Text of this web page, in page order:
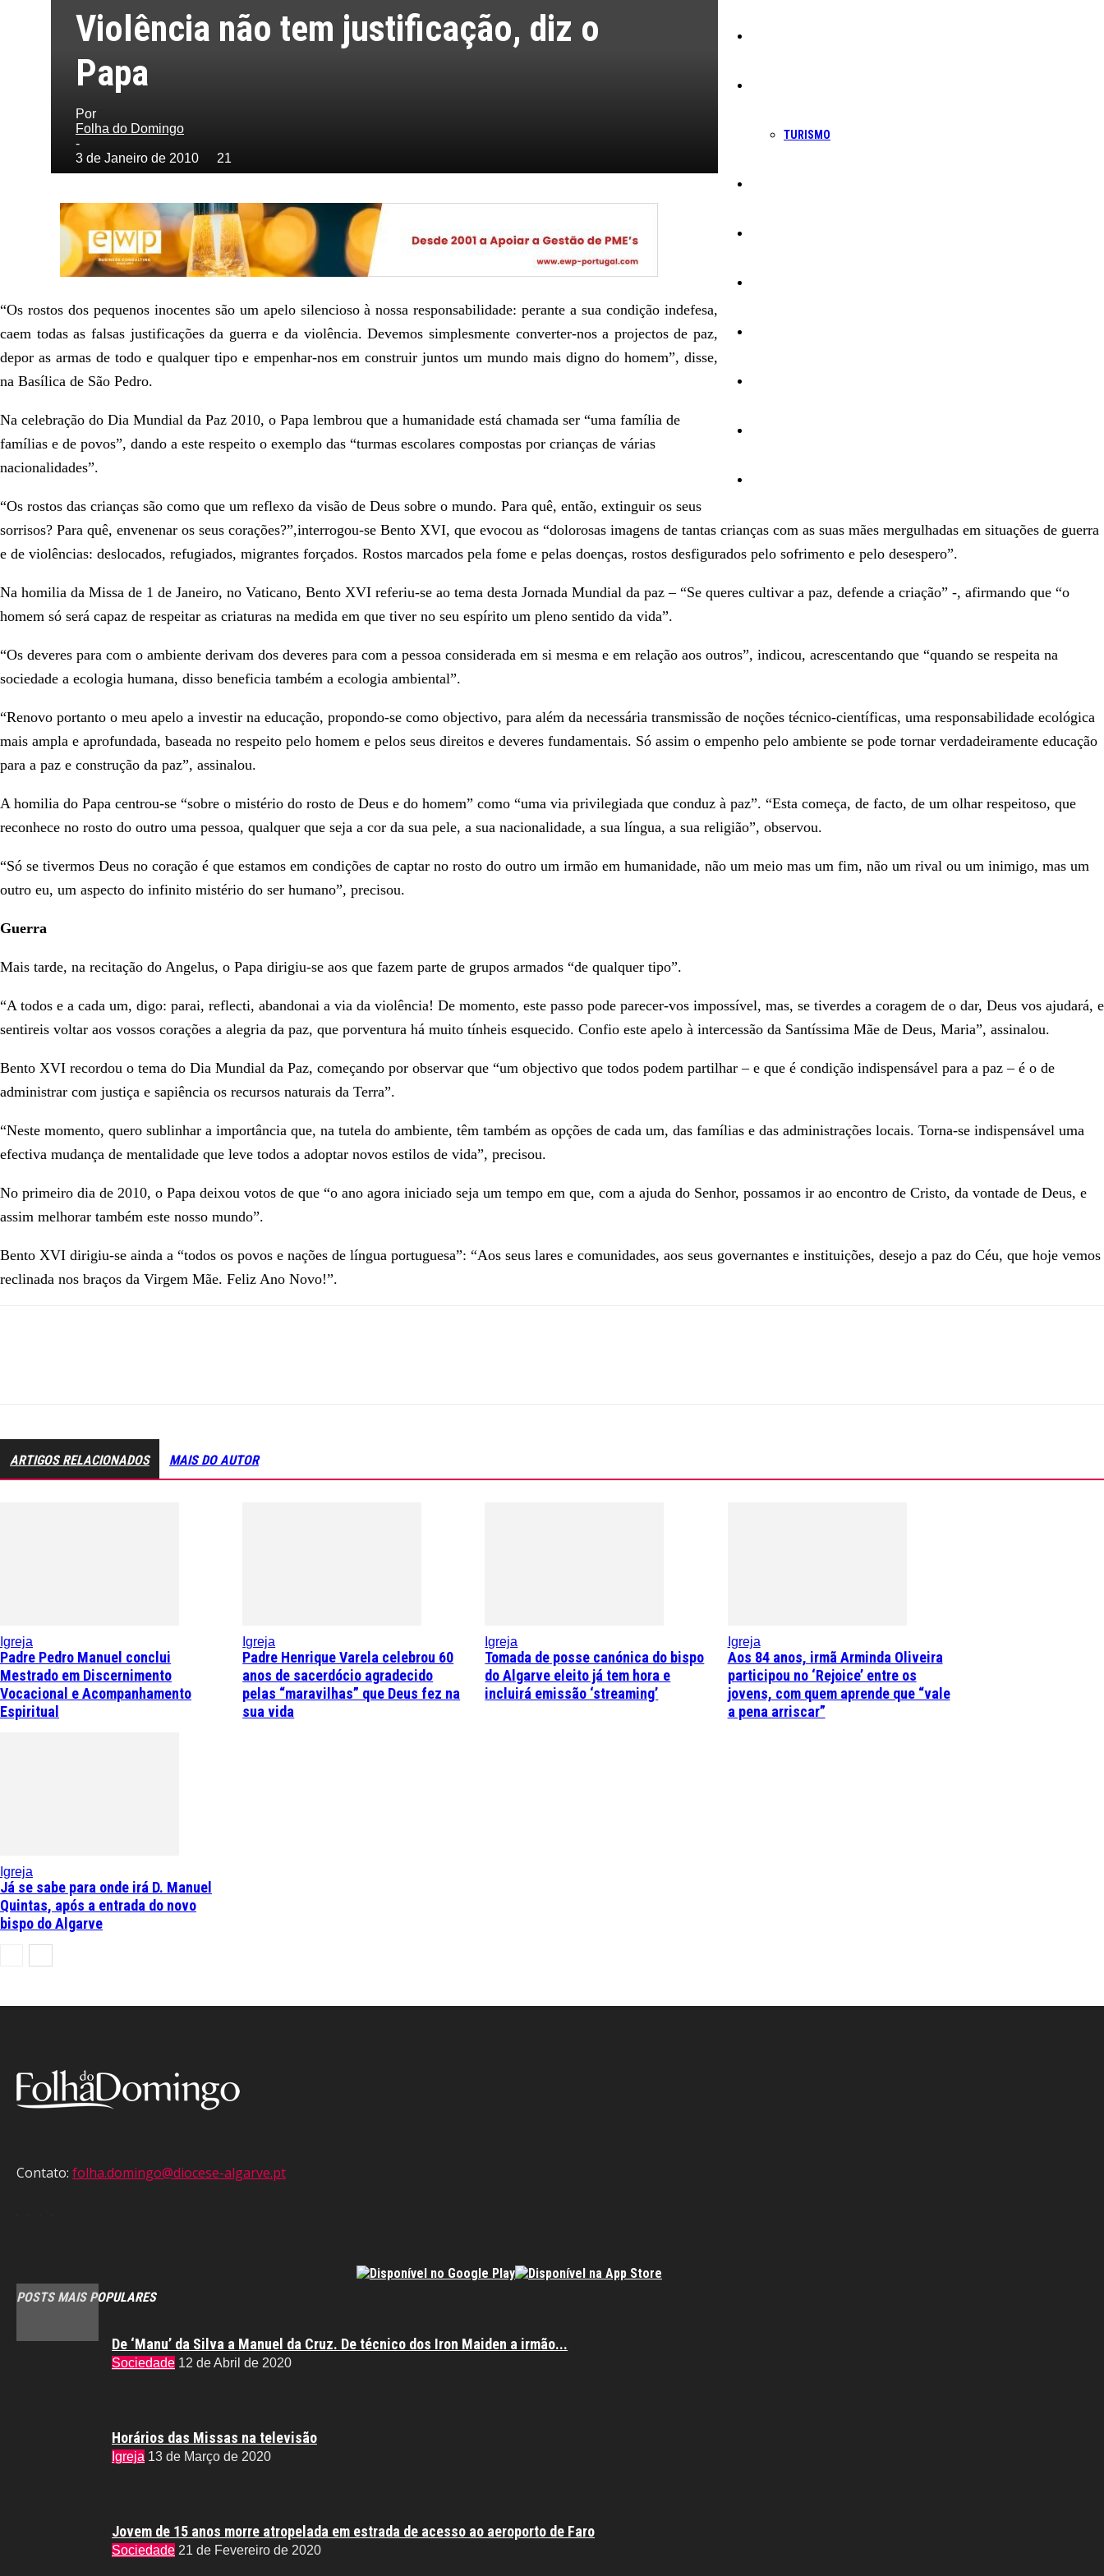
TURISMO
Violência não tem justificação, diz o
Papa
Por
Folha do Domingo
-
3 de Janeiro de 2010
21
“Os rostos dos pequenos inocentes são um apelo silencioso à nossa responsabilidade: perante a sua condição indefesa,
caem todas as falsas justificações da guerra e da violência. Devemos simplesmente converter-nos a projectos de paz,
depor as armas de todo e qualquer tipo e empenhar-nos em construir juntos um mundo mais digno do homem”, disse,
na Basílica de São Pedro.
Na celebração do Dia Mundial da Paz 2010, o Papa lembrou que a humanidade está chamada ser “uma família de
famílias e de povos”, dando a este respeito o exemplo das “turmas escolares compostas por crianças de várias
nacionalidades”.
“Os rostos das crianças são como que um reflexo da visão de Deus sobre o mundo. Para quê, então, extinguir os seus
sorrisos? Para quê, envenenar os seus corações?”,interrogou-se Bento XVI, que evocou as “dolorosas imagens de tantas crianças com as suas mães mergulhadas em situações de guerra
e de violências: deslocados, refugiados, migrantes forçados. Rostos marcados pela fome e pelas doenças, rostos desfigurados pelo sofrimento e pelo desespero”.
Na homilia da Missa de 1 de Janeiro, no Vaticano, Bento XVI referiu-se ao tema desta Jornada Mundial da paz – “Se queres cultivar a paz, defende a criação” -, afirmando que “o
homem só será capaz de respeitar as criaturas na medida em que tiver no seu espírito um pleno sentido da vida”.
“Os deveres para com o ambiente derivam dos deveres para com a pessoa considerada em si mesma e em relação aos outros”, indicou, acrescentando que “quando se respeita na
sociedade a ecologia humana, disso beneficia também a ecologia ambiental”.
“Renovo portanto o meu apelo a investir na educação, propondo-se como objectivo, para além da necessária transmissão de noções técnico-científicas, uma responsabilidade ecológica
mais ampla e aprofundada, baseada no respeito pelo homem e pelos seus direitos e deveres fundamentais. Só assim o empenho pelo ambiente se pode tornar verdadeiramente educação
para a paz e construção da paz”, assinalou.
A homilia do Papa centrou-se “sobre o mistério do rosto de Deus e do homem” como “uma via privilegiada que conduz à paz”. “Esta começa, de facto, de um olhar respeitoso, que
reconhece no rosto do outro uma pessoa, qualquer que seja a cor da sua pele, a sua nacionalidade, a sua língua, a sua religião”, observou.
“Só se tivermos Deus no coração é que estamos em condições de captar no rosto do outro um irmão em humanidade, não um meio mas um fim, não um rival ou um inimigo, mas um
outro eu, um aspecto do infinito mistério do ser humano”, precisou.
Guerra
Mais tarde, na recitação do Angelus, o Papa dirigiu-se aos que fazem parte de grupos armados “de qualquer tipo”.
“A todos e a cada um, digo: parai, reflecti, abandonai a via da violência! De momento, este passo pode parecer-vos impossível, mas, se tiverdes a coragem de o dar, Deus vos ajudará, e
sentireis voltar aos vossos corações a alegria da paz, que porventura há muito tínheis esquecido. Confio este apelo à intercessão da Santíssima Mãe de Deus, Maria”, assinalou.
Bento XVI recordou o tema do Dia Mundial da Paz, começando por observar que “um objectivo que todos podem partilhar – e que é condição indispensável para a paz – é o de
administrar com justiça e sapiência os recursos naturais da Terra”.
“Neste momento, quero sublinhar a importância que, na tutela do ambiente, têm também as opções de cada um, das famílias e das administrações locais. Torna-se indispensável uma
efectiva mudança de mentalidade que leve todos a adoptar novos estilos de vida”, precisou.
No primeiro dia de 2010, o Papa deixou votos de que “o ano agora iniciado seja um tempo em que, com a ajuda do Senhor, possamos ir ao encontro de Cristo, da vontade de Deus, e
assim melhorar também este nosso mundo”.
Bento XVI dirigiu-se ainda a “todos os povos e nações de língua portuguesa”: “Aos seus lares e comunidades, aos seus governantes e instituições, desejo a paz do Céu, que hoje vemos
reclinada nos braços da Virgem Mãe. Feliz Ano Novo!”.
ARTIGOS RELACIONADOS MAIS DO AUTOR
Igreja
Padre Pedro Manuel conclui
Mestrado em Discernimento
Vocacional e Acompanhamento
Espiritual
Igreja
Padre Henrique Varela celebrou 60
anos de sacerdócio agradecido
pelas “maravilhas” que Deus fez na
sua vida
Igreja
Tomada de posse canónica do bispo
do Algarve eleito já tem hora e
incluirá emissão ‘streaming’
Igreja
Aos 84 anos, irmã Arminda Oliveira
participou no ‘Rejoice’ entre os
jovens, com quem aprende que “vale
a pena arriscar”
Igreja
Já se sabe para onde irá D. Manuel
Quintas, após a entrada do novo
bispo do Algarve
Contato: folha.domingo@diocese-algarve.pt
POSTS MAIS POPULARES
De ‘Manu’ da Silva a Manuel da Cruz. De técnico dos Iron Maiden a irmão...
Sociedade 12 de Abril de 2020
Horários das Missas na televisão
Igreja 13 de Março de 2020
Jovem de 15 anos morre atropelada em estrada de acesso ao aeroporto de Faro
Sociedade 21 de Fevereiro de 2020